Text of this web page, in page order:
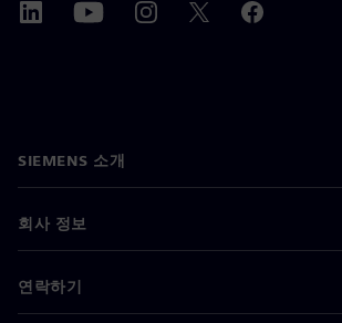
SIEMENS 소개
회사 정보
연락하기